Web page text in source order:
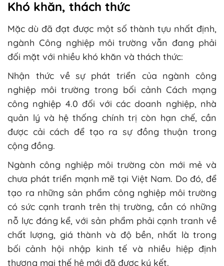
Khó khăn, thách thức
Mặc dù đã đạt được một số thành tựu nhất định,
ngành Công nghiệp môi trường vẫn đang phải
đối mặt với nhiều khó khăn và thách thức:
Nhận thức về sự phát triển của ngành công
nghiệp môi trường trong bối cảnh Cách mạng
công nghiệp 4.0 đối với các doanh nghiệp, nhà
quản lý và hệ thống chính trị còn hạn chế, cần
được cải cách để tạo ra sự đồng thuận trong
cộng đồng.
Ngành công nghiệp môi trường còn mới mẻ và
chưa phát triển mạnh mẽ tại Việt Nam. Do đó, để
tạo ra những sản phẩm công nghiệp môi trường
có sức cạnh tranh trên thị trường, cần có những
nỗ lực đáng kể, với sản phẩm phải cạnh tranh về
chất lượng, giá thành và độ bền, nhất là trong
bối cảnh hội nhập kinh tế và nhiều hiệp định
thương mại thế hệ mới đã được ký kết.